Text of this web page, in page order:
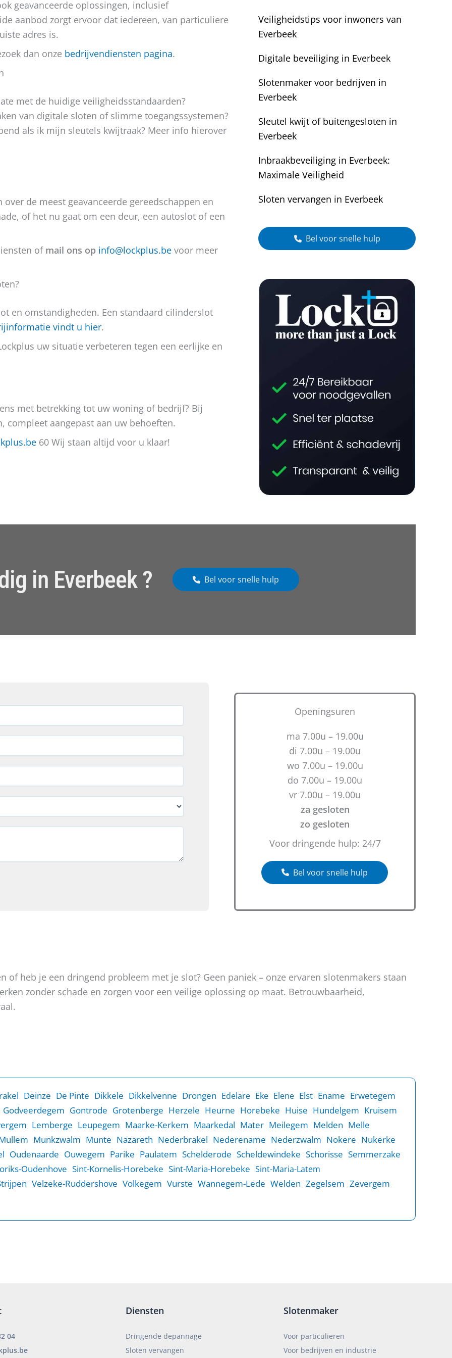
geavanceerde oplossingen, inclusief
aanbod zorgt ervoor dat iedereen, van particuliere
adres is.
dan onze bedrijvendiensten pagina.
met de huidige veiligheidsstandaarden?
van digitale sloten of slimme toegangssystemen?
als ik mijn sleutels kwijtraak? Meer info hierover
de meest geavanceerde gereedschappen en
of het nu gaat om een deur, een autoslot of een
of mail ons op info@lockplus.be voor meer
en omstandigheden. Een standaard cilinderslot
vindt u hier.
uw situatie verbeteren tegen een eerlijke en
met betrekking tot uw woning of bedrijf? Bij
compleet aangepast aan uw behoeften.
60 Wij staan altijd voor u klaar!
Veiligheidstips voor inwoners van
Everbeek
Digitale beveiliging in Everbeek
Slotenmaker voor bedrijven in
Everbeek
Sleutel kwijt of buitengesloten in
Everbeek
Inbraakbeveiliging in Everbeek:
Maximale Veiligheid
Sloten vervangen in Everbeek
Bel voor snelle hulp
in Everbeek ? Bel voor snelle hulp
Openingsuren
ma 7.00u – 19.00u
di 7.00u – 19.00u
wo 7.00u – 19.00u
do 7.00u – 19.00u
vr 7.00u – 19.00u
za gesloten
zo gesloten
Voor dringende hulp: 24/7
Bel voor snelle hulp
of heb je een dringend probleem met je slot? Geen paniek – onze ervaren slotenmakers staan
zonder schade en zorgen voor een veilige oplossing op maat. Betrouwbaarheid,
Deinze De Pinte Dikkele Dikkelvenne Drongen Edelare Eke Elene Elst Ename Erwetegem
Godveerdegem Gontrode Grotenberge Herzele Heurne Horebeke Huise Hundelgem Kruisem
Lemberge Leupegem Maarke-Kerkem Maarkedal Mater Meilegem Melden Melle
Munkzwalm Munte Nazareth Nederbrakel Nederename Nederzwalm Nokere Nukerke
Oudenaarde Ouwegem Parike Paulatem Schelderode Scheldewindeke Schorisse Semmerzake
Oudenhove Sint-Kornelis-Horebeke Sint-Maria-Horebeke Sint-Maria-Latem
Velzeke-Ruddershove Volkegem Vurste Wannegem-Lede Welden Zegelsem Zevergem
04
Diensten
Dringende depannage
Sloten vervangen
Slotenmaker
Voor particulieren
Voor bedrijven en industrie